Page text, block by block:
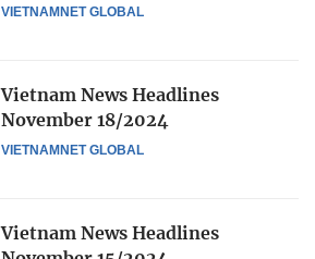
VIETNAMNET GLOBAL
VIETNAMNET GLOBAL
Vietnam News Headlines
November 18/2024
Vietnam News Headlines